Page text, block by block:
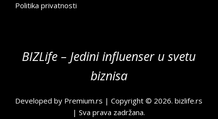
Politika privatnosti
BIZLife – Jedini influenser u svetu
biznisa
Developed by Premium.rs | Copyright © 2026.bizlife.rs
| Sva prava zadržana.